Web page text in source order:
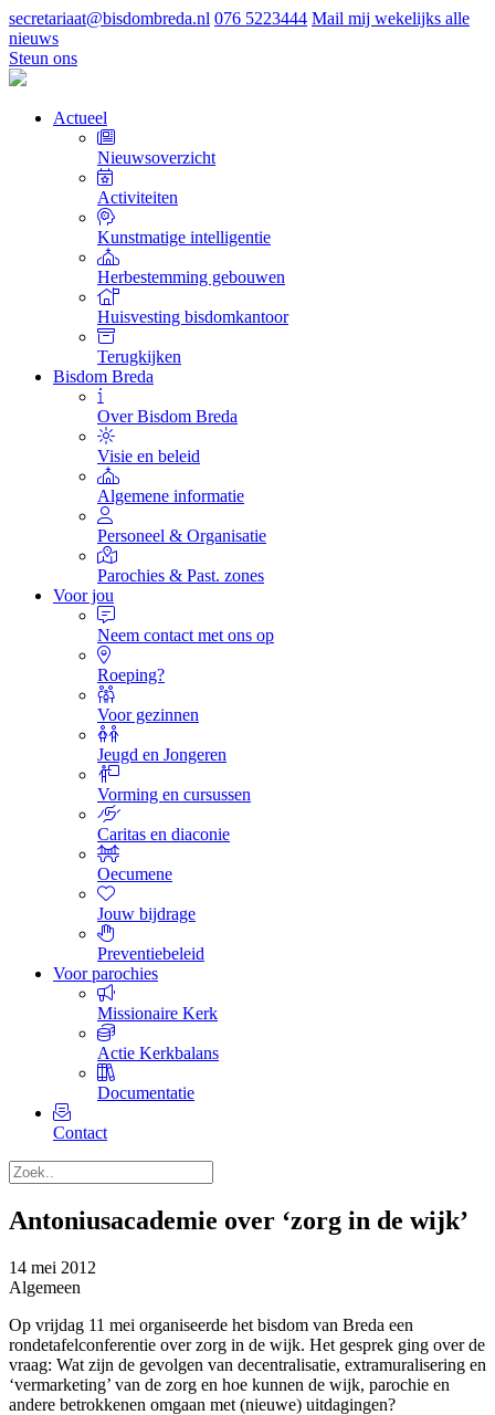
secretariaat@bisdombreda.nl 076 5223444 Mail mij wekelijks alle
nieuws
Steun ons
Actueel
Nieuwsoverzicht
Activiteiten
Kunstmatige intelligentie
Herbestemming gebouwen
Huisvesting bisdomkantoor
Terugkijken
Bisdom Breda
Over Bisdom Breda
Visie en beleid
Algemene informatie
Personeel & Organisatie
Parochies & Past. zones
Voor jou
Neem contact met ons op
Roeping?
Voor gezinnen
Jeugd en Jongeren
Vorming en cursussen
Caritas en diaconie
Oecumene
Jouw bijdrage
Preventiebeleid
Voor parochies
Missionaire Kerk
Actie Kerkbalans
Documentatie
Contact
Antoniusacademie over ‘zorg in de wijk’
14 mei 2012
Algemeen
Op vrijdag 11 mei organiseerde het bisdom van Breda een
rondetafelconferentie over zorg in de wijk. Het gesprek ging over de
vraag: Wat zijn de gevolgen van decentralisatie, extramuralisering en
‘vermarketing’ van de zorg en hoe kunnen de wijk, parochie en
andere betrokkenen omgaan met (nieuwe) uitdagingen?